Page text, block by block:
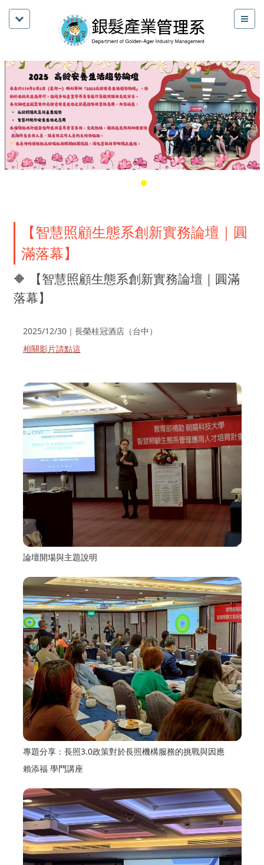
【智慧照顧生態系創新實務論壇｜圓
滿落幕】
🔶 【智慧照顧生態系創新實務論壇｜圓滿
落幕】
2025/12/30｜長榮桂冠酒店（台中）
相關影片請點這
論壇開場與主題說明
專題分享：長照3.0政策對於長照機構服務的挑戰與因應
賴添福 學門講座